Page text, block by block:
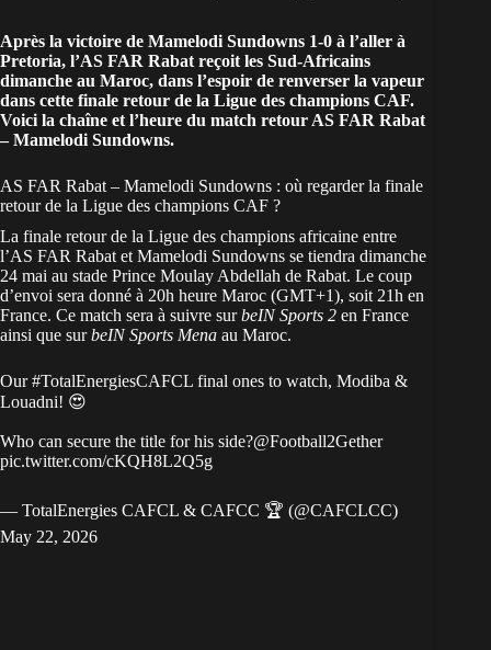
Après la victoire de Mamelodi Sundowns 1-0 à l’aller à
Pretoria, l’AS FAR Rabat reçoit les Sud-Africains
dimanche au Maroc, dans l’espoir de renverser la vapeur
dans cette finale retour de la Ligue des champions CAF.
Voici la chaîne et l’heure du match retour AS FAR Rabat
– Mamelodi Sundowns.
AS FAR Rabat – Mamelodi Sundowns : où regarder la finale
retour de la Ligue des champions CAF ?
La finale retour de la Ligue des champions africaine entre
l’AS FAR Rabat et Mamelodi Sundowns se tiendra dimanche
24 mai au stade Prince Moulay Abdellah de Rabat. Le coup
d’envoi sera donné à 20h heure Maroc (GMT+1), soit 21h en
France. Ce match sera à suivre surbeIN Sports 2 en France
ainsi que surbeIN Sports Mena au Maroc.
Our#TotalEnergiesCAFCL final ones to watch, Modiba &
Louadni! 😍
Who can secure the title for his side?@Football2Gether
pic.twitter.com/cKQH8L2Q5g
— TotalEnergies CAFCL & CAFCC 🏆 (@CAFCLCC)
May 22, 2026